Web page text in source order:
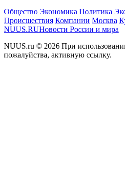
Общество Экономика Политика
Происшествия Компании Москва
NUUS.RUНовости России и мира
NUUS.ru © 2026 При
пожалуйства, активную ссылку.